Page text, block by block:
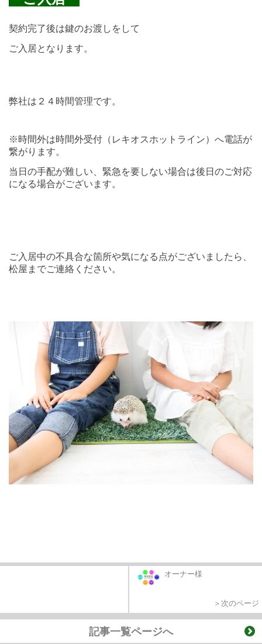
契約完了後は鍵のお渡しをして
ご入居となります。
弊社は２４時間管理です。
※時間外は時間外受付（レキオスホットライン）へ電話が
繋がります。
当日の手配が難しい、緊急を要しない場合は後日のご対応
になる場合がございます。
ご入居中の不具合な箇所や気になる点がございましたら、
松屋までご連絡ください。
オーナー様
＞次のページ
記事一覧ページへ